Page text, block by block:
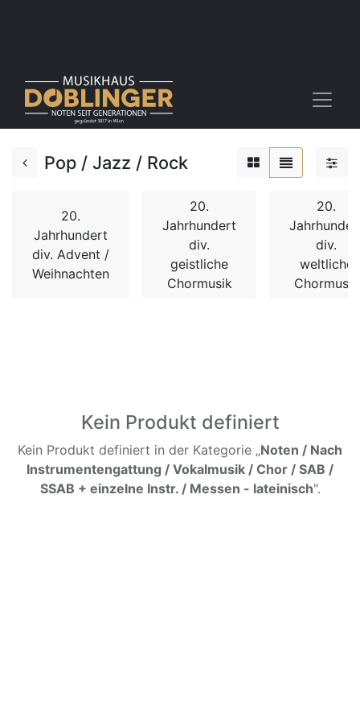
Pop / Jazz / Rock
20.
Jahrhundert
div. Advent /
Weihnachten
20.
Jahrhundert
div.
geistliche
Chormusik
20.
div.
weltliche
Chormusik
Kein Produkt definiert
Kein Produkt definiert in der Kategorie „Noten / Nach
Instrumentengattung / Vokalmusik / Chor / SAB /
SSAB + einzelne Instr. / Messen - lateinisch".